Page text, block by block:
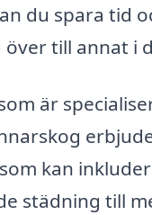
du spara tid
till annat i
är
kan
städning till